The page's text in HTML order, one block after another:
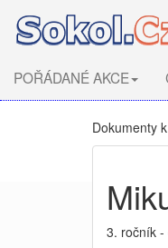
POŘÁDANÉ AKCE
Dokumenty
3. ročník -